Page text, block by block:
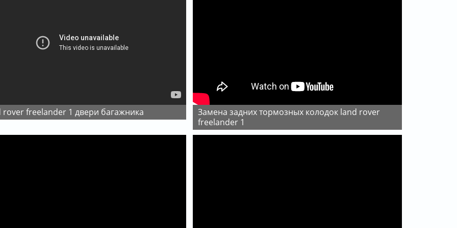
rover freelander 1 двери багажникa
замена задних тормозных колодок land rover
freelander 1